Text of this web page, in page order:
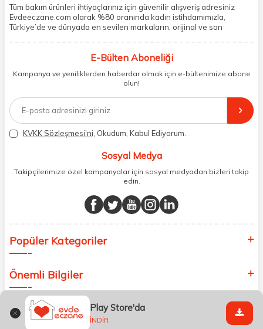
Play Store'da
İNDİR
Tüm bakım ürünleri ihtiyaçlarınız için güvenilir alışveriş adresiniz
Evdeeczane.com olarak %80 oranında kadın istihdamımızla,
Türkiye’de ve dünyada en sevilen markaların, orijinal ve son
paketliyoruz. Herhangi bir durumdan dolayı olumsuz olarak geri
dönüş alınan siparişlerin memnuniyete dönüşmesi ekibimiz ve
müşteri temsilcilerimiz aracılığı ile gerekli tüm desteği sağlıyoruz.
2017 yılından bugüne, yüzlerce marka ve binlerce ürün seçeneğini
doğrudan markalardan ya da markaların yetkili Türkiye
distribütörlerinden faturalı olarak tedarik ediyor ve müşterilerimize
aynı şekilde faturalı ve orijinal ambalajlarda gönderim sağlıyoruz.
Paketleme sürecinde geri dönüştürülebilir malzemeler kullanarak
atık oranımızı en aza indiriyor ve daha yaşanabilir bir dünya
E-Bülten Aboneliği
Kampanya ve yeniliklerden haberdar olmak için e-bültenimize abone
olun!
KVKK Sözleşmesi'ni , Okudum, Kabul Ediyorum.
Sosyal Medya
Takipçilerimize özel kampanyalar için sosyal medyadan bizleri takip
edin.
Popüler Kategoriler
Önemli Bilgiler
Hızlı Erişim